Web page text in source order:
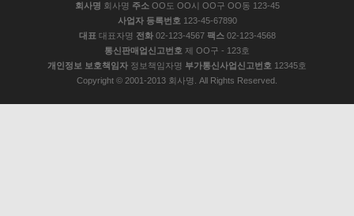
회사명 회사명 주소OO도 OO시 OO구 OO동 123-45
사업자 등록번호 123-45-67890
대표 대표자명 전화02-123-4567 팩스02-123-4568
통신판매업신고번호 제 OO구 - 123호
개인정보 보호책임자 정보책임자명 부가통신사업신고번호 12345호
Copyright © 2001-2013 회사명. All Rights Reserved.